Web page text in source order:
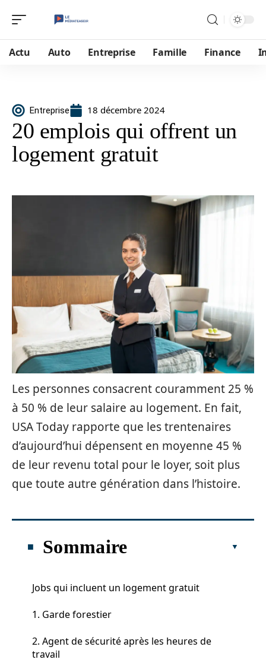
Actu Auto Entreprise Famille Finance
Entreprise 18 décembre 2024
20 emplois qui offrent un
logement gratuit
Les personnes consacrent couramment 25 %
à 50 % de leur salaire au logement. En fait,
USA Today rapporte que les trentenaires
d’aujourd’hui dépensent en moyenne 45 %
de leur revenu total pour le loyer, soit plus
que toute autre génération dans l’histoire.
Sommaire
Jobs qui incluent un logement gratuit
1. Garde forestier
2. Agent de sécurité après les heures de
travail